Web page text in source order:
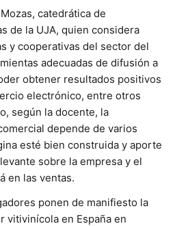
catedrática de
de la UJA, quien considera
y cooperativas del sector del
adecuadas de difusión a
obtener resultados positivos
electrónico, entre otros
según la docente, la
depende de varios
esté bien construida y aporte
sobre la empresa y el
en las ventas.
ponen de manifiesto la
vitivinícola en España en